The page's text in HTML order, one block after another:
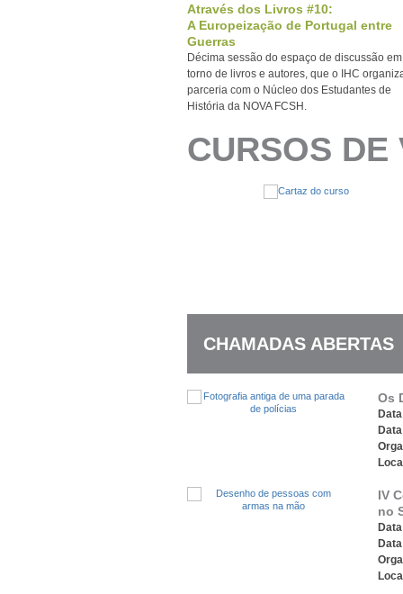
Através dos Livros #10:
A Europeização de Portugal entre
Guerras
Décima sessão do espaço de discussão em
torno de livros e autores, que o IHC
parceria com o Núcleo dos Estudantes de
História da NOVA FCSH.
CURSOS DE
CHAMADAS ABERTAS
Os
IV
no